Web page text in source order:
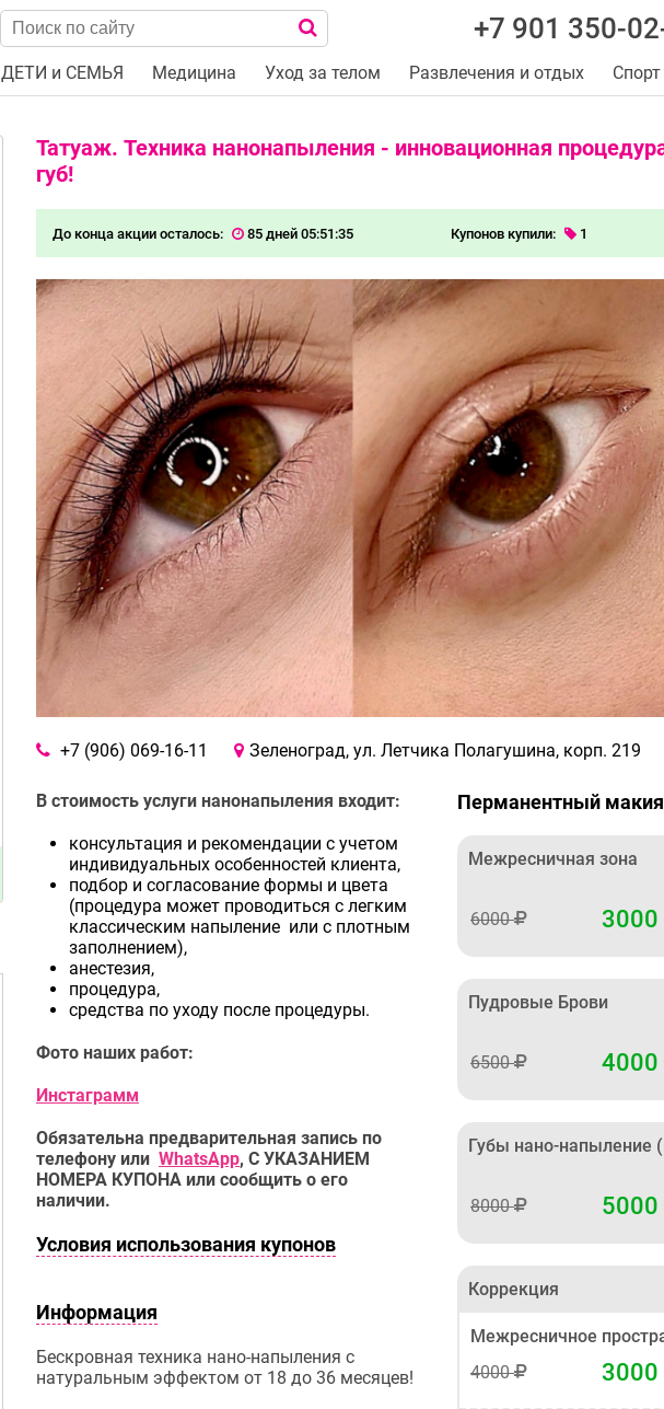
+7 901 350-
ДЕТИ и СЕМЬЯ Медицина Уход за телом Развлечения и отдых Спорт
Татуаж. Техника нанонапыления - инновационная
губ!
До конца акции осталось: 85 дней 05:51:34 Купонов купили: 1
+7 (906) 069-16-11 Зеленоград, ул. Летчика Полагушина, корп. 219
В стоимость услуги нанонапыления входит:
консультация и рекомендации с учетом
индивидуальных особенностей клиента,
подбор и согласование формы и цвета
(процедура может проводиться с легким
классическим напыление или с плотным
заполнением),
анестезия,
процедура,
средства по уходу после процедуры.
Фото наших работ:
Инстаграмм
Обязательна предварительная запись по
телефону или WhatsApp, С УКАЗАНИЕМ
НОМЕРА КУПОНА или сообщить о его
наличии.
Условия использования купонов
Информация
Бескровная техника нано-напыления с
натуральным эффектом от 18 до 36 месяцев!
Перманентный
Межресничная зона
6000 3000
Пудровые Брови
6500 4000
Губы нано-напыление
8000 5000
Коррекция
Межресничное
4000
3000